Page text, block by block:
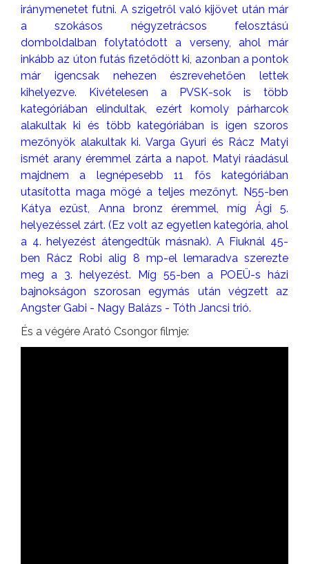
iránymenetet futni. A szigetről való kijövet után már
a szokásos négyzetrácsos felosztású
domboldalban folytatódott a verseny, ahol már
inkább az úton futás fizetődött ki, azonban a pontok
már igencsak nehezen észrevehetően lettek
kihelyezve. Kivételesen a PVSK-sok is több
kategóriában elindultak, ezért komoly párharcok
alakultak ki és több kategóriában is igen szoros
mezőnyök alakultak ki. Varga Gyuri és Rácz Matyi
ismét arany éremmel zárta a napot. Matyi ráadásul
majdnem a legnépesebb 11 fős kategóriában
utasította maga mögé a teljes mezőnyt. N55-ben
Kátya ezüst, Anna bronz éremmel, míg Ági 5.
helyezéssel zárt. (Ez volt az egyetlen kategória, ahol
a 4. helyezést átengedtük másnak). A Fiuknál 45-
ben Rácz Robi alig 8 mp-el lemaradva szerezte
meg a 3. helyezést. Míg 55-ben a POEÜ-s házi
bajnokságon szorosan egymás után végzett az
Angster Gabi - Nagy Balázs - Tóth Jancsi trió.
És a végére Arató Csongor filmje: